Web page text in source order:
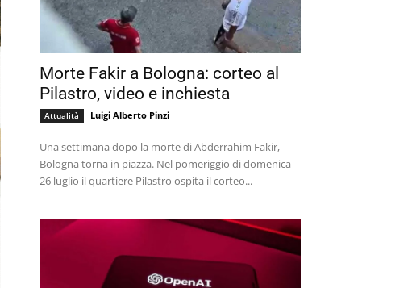
Morte Fakir a Bologna: corteo al
Pilastro, video e inchiesta
Attualità Luigi Alberto Pinzi
Una settimana dopo la morte di Abderrahim Fakir,
Bologna torna in piazza. Nel pomeriggio di domenica
26 luglio il quartiere Pilastro ospita il corteo...